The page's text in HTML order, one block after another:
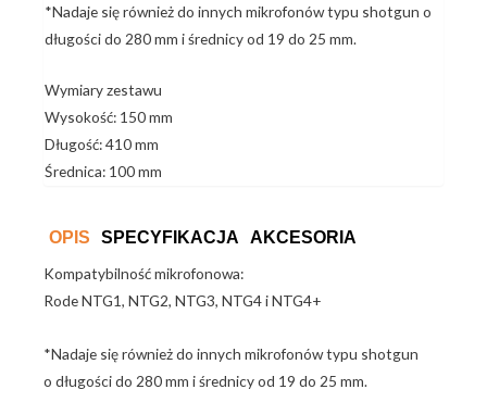
*Nadaje się również do innych mikrofonów typu shotgun o
długości do 280 mm i średnicy od 19 do 25 mm.
Wymiary zestawu
Wysokość: 150 mm
Długość: 410 mm
Średnica: 100 mm
OPIS SPECYFIKACJA
AKCESORIA
Kompatybilność mikrofonowa:
Rode NTG1, NTG2, NTG3, NTG4 i NTG4+
*Nadaje się również do innych mikrofonów typu shotgun
o długości do 280 mm i średnicy od 19 do 25 mm.